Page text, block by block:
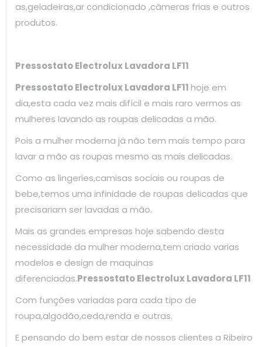
as,geladeiras,ar condicionado ,câmeras frias e outros
produtos.
Pressostato Electrolux Lavadora LF11
Pressostato Electrolux Lavadora LF11hoje em
dia,esta cada vez mais difícil e mais raro vermos as
mulheres lavando as roupas delicadas a mão.
Pois a mulher moderna já não tem mais tempo para
lavar a mão as roupas mesmo as mais delicadas.
Como as lingeries,camisas sociais ou roupas de
bebe,temos uma infinidade de roupas delicadas que
precisariam ser lavadas a mão.
Mais as grandes empresas hoje sabendo desta
necessidade da mulher moderna,tem criado varias
modelos e design de maquinas
diferenciadas.Pressostato Electrolux Lavadora LF11
Com funções variadas para cada tipo de
roupa,algodão,ceda,renda e outras.
E pensando do bem estar de nossos clientes a Ribeiro